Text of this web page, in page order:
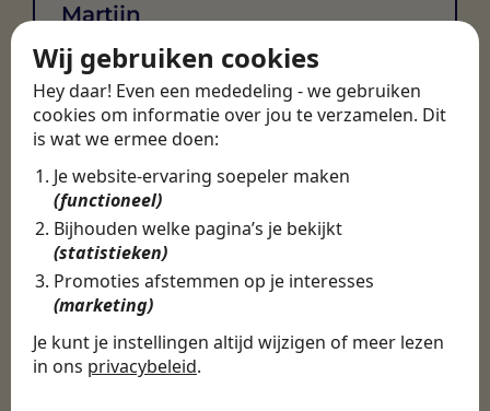
Wij gebruiken cookies
Hey daar! Even een mededeling - we gebruiken
cookies om informatie over jou te verzamelen. Dit
is wat we ermee doen:
Je website-ervaring soepeler maken
(functioneel)
Bijhouden welke pagina’s je bekijkt
(statistieken)
Promoties afstemmen op je interesses
(marketing)
Je kunt je instellingen altijd wijzigen of meer lezen
in ons privacybeleid.
Martijn
Certinia Consultant